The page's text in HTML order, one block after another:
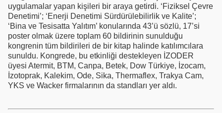
uygulamalar yapan kişileri bir araya getirdi. ‘Fiziksel Çevre
Denetimi’; ‘Enerji Denetimi Sürdürülebilirlik ve Kalite’;
‘Bina ve Tesisatta Yalıtım’ konularında 43’ü sözlü, 17’si
poster olmak üzere toplam 60 bildirinin sunulduğu
kongrenin tüm bildirileri de bir kitap halinde katılımcılara
sunuldu. Kongrede, bu etkinliği destekleyen İZODER
üyesi Atermit, BTM, Canpa, Betek, Dow Türkiye, İzocam,
İzotoprak, Kalekim, Ode, Sika, Thermaflex, Trakya Cam,
YKS ve Wacker firmalarının da standları yer aldı.